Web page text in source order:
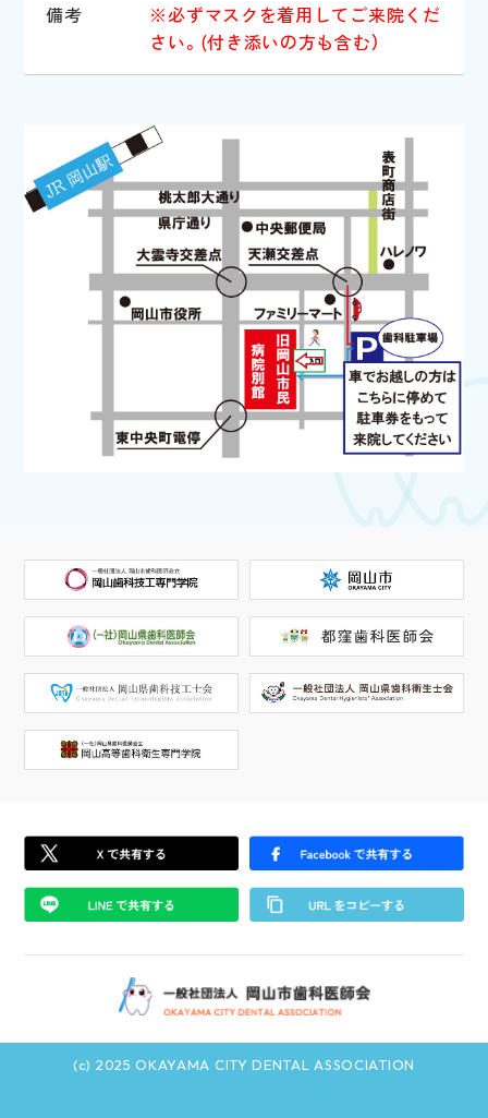
備考
※必ずマスクを着用してご来院くだ
さい。(付き添いの方も含む）
(c) 2025 OKAYAMA CITY DENTAL ASSOCIATION